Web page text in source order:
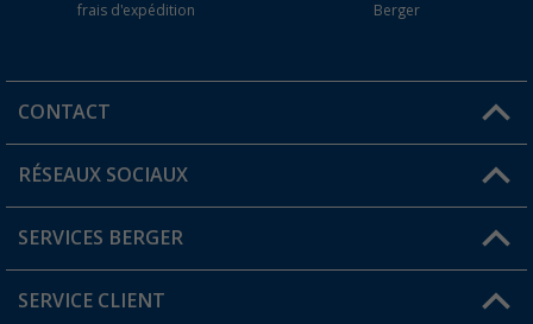
frais d'expédition
Berger
CONTACT
Une question ?
Trouver une magasin
RÉSEAUX SOCIAUX
SERVICES BERGER
Devenir revendeur
SERVICE CLIENT